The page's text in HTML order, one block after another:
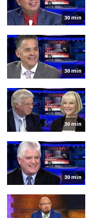
30 min
30 min
30 min
30 min